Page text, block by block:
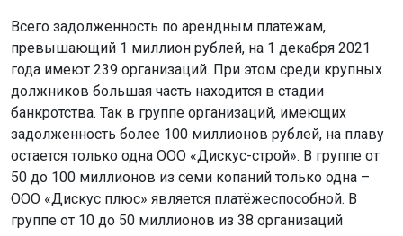
Всего задолженность по арендным платежам,
превышающий 1 миллион рублей, на 1 декабря 2021
года имеют 239 организаций. При этом среди крупных
должников большая часть находится в стадии
банкротства. Так в группе организаций, имеющих
задолженность более 100 миллионов рублей, на плаву
остается только одна ООО «Дискус-строй». В группе от
50 до 100 миллионов из семи копаний только одна –
ООО «Дискус плюс» является платёжеспособной. В
группе от 10 до 50 миллионов из 38 организаций